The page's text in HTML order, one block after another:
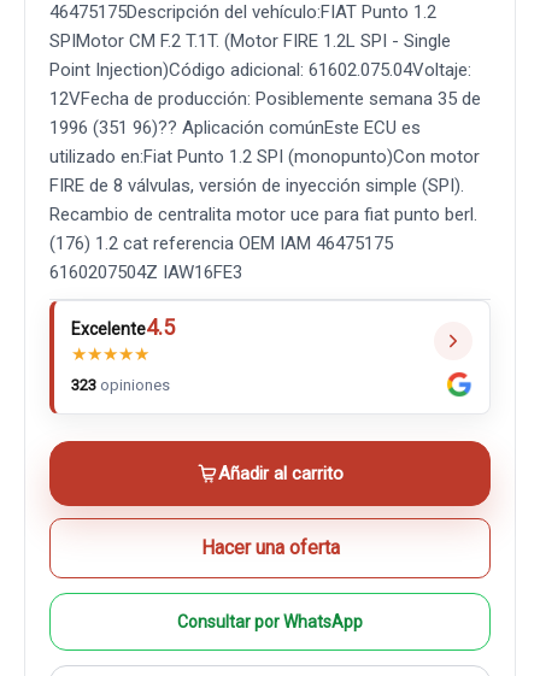
46475175Descripción del vehículo:FIAT Punto 1.2
SPIMotor CM F.2 T.1T. (Motor FIRE 1.2L SPI - Single
Point Injection)Código adicional: 61602.075.04Voltaje:
12VFecha de producción: Posiblemente semana 35 de
1996 (351 96)?? Aplicación comúnEste ECU es
utilizado en:Fiat Punto 1.2 SPI (monopunto)Con motor
FIRE de 8 válvulas, versión de inyección simple (SPI).
Recambio de centralita motor uce para fiat punto berl.
(176) 1.2 cat referencia OEM IAM 46475175
6160207504Z IAW16FE3
Excelente4.5
★★★★★
323 opiniones
Añadir al carrito
Hacer una oferta
Consultar por WhatsApp